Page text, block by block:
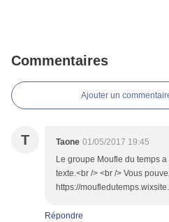
Commentaires
Ajouter un
T Taone 01/05/2017 19:45
Le groupe Moufle du temps
texte.<br /> <br /> Vous
https://
Répondre